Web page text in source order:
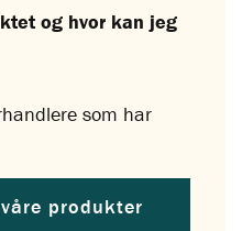
og hvor kan jeg
som har
produkter